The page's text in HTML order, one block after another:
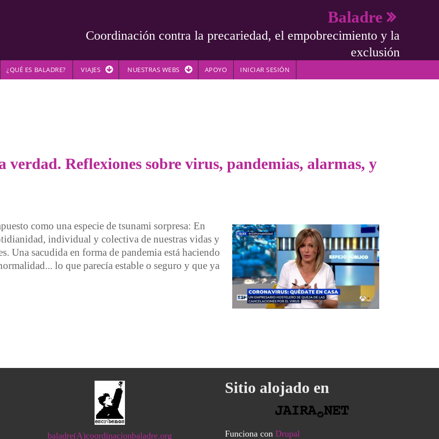
Baladre
Coordinación contra la precariedad, el empobrecimiento y la
exclusión
¿QUÉ ES BALADRE? VIAJES NUESTRAS WEBS APOYO INICIAR SESIÓN
verdad. Reflexiones sobre virus, pandemias, alarmas, y
como una especie de tsunami sorpresa: En
individual y colectiva de nuestras vidas y
Una sacudida en forma de pandemia está haciendo
lo que parecía estable o seguro y que ya
Reflexiones sobre virus, pandemias, alarmas, y cuarentenas
baladre(A)coordinacionbaladre.org
Sitio alojado en
Funciona con Drupal